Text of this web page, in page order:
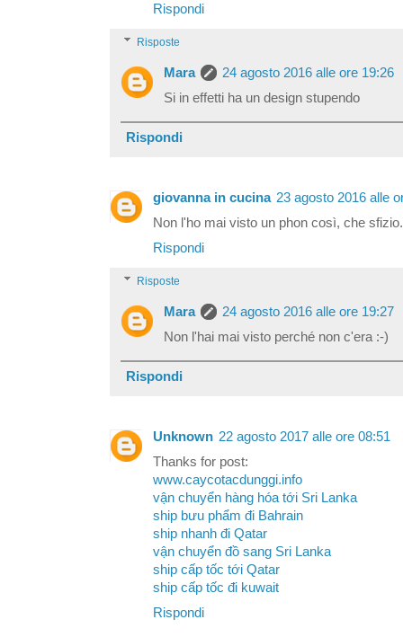
Rispondi
Risposte
Mara
24 agosto 2016 alle ore 19:26
Si in effetti ha un design stupendo
Rispondi
giovanna in cucina 23 agosto 2016 alle
Non l'ho mai visto un phon così, che
Rispondi
Risposte
Mara
24 agosto 2016 alle ore 19:27
Non l'hai mai visto perché non c'era :-)
Rispondi
Unknown 22 agosto 2017 alle ore 08:51
Thanks for post:
www.caycotacdunggi.info
vận chuyển hàng hóa tới Sri Lanka
ship bưu phẩm đi Bahrain
ship nhanh đi Qatar
vận chuyển đồ sang Sri Lanka
ship cấp tốc tới Qatar
ship cấp tốc đi kuwait
Rispondi